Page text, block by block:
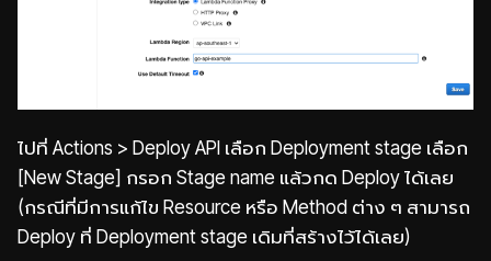
ไปที่ Actions > Deploy API เลือก Deployment stage เลือก
[New Stage] กรอก Stage name แล้วกด Deploy ได้เลย
(กรณีที่มีการแก้ไข Resource หรือ Method ต่าง ๆ สามารถ
Deploy ที่ Deployment stage เดิมที่สร้างไว้ได้เลย)